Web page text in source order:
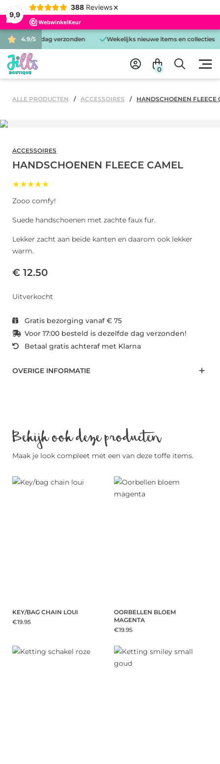
9,9
388 Reviews ×
4.9/5
is dezelfde dag verzonden Wekelijks nieuwe items en collecties
0
ALLE PRODUCTEN ACCESSOIRES HANDSCHOENEN FLEECE
ACCESSOIRES
HANDSCHOENEN FLEECE CAMEL
★★★★★
Zooo comfy!
Suede handschoenen met zachte faux fur.
Lekker zacht aan beide kanten en daarom ook lekker
warm.
€ 12.50
Uitverkocht
Gratis bezorging vanaf € 75
Voor 17:00 besteld is dezelfde dag verzonden!
Betaal gratis achteraf met Klarna
OVERIGE INFORMATIE
Bekijk ook deze producten
Maak je look compleet met een van deze toffe items.
KEY/BAG CHAIN LOUI
€19.95
OORBELLEN BLOEM
MAGENTA
€19.95